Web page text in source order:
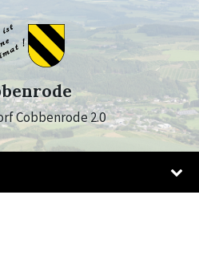
Cobbenrode 2.0